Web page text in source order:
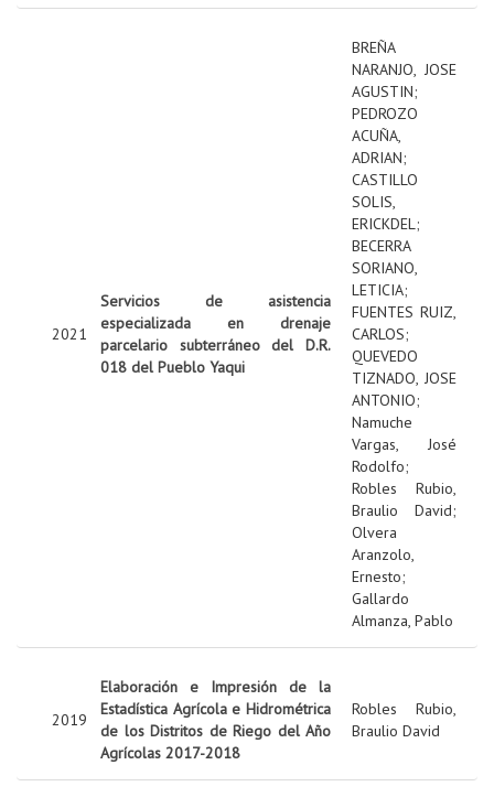
2021
Servicios de asistencia
especializada en drenaje
parcelario subterráneo del D.R.
018 del Pueblo Yaqui
BREÑA
NARANJO, JOSE
AGUSTIN;
PEDROZO
ACUÑA,
ADRIAN;
CASTILLO
SOLIS,
ERICKDEL;
BECERRA
SORIANO,
LETICIA;
FUENTES RUIZ,
CARLOS;
QUEVEDO
TIZNADO, JOSE
ANTONIO;
Namuche
Vargas, José
Rodolfo;
Robles Rubio,
Braulio David;
Olvera
Aranzolo,
Ernesto;
Gallardo
Almanza, Pablo
2019
Elaboración e Impresión de la
Estadística Agrícola e Hidrométrica
de los Distritos de Riego del Año
Agrícolas 2017-2018
Robles Rubio,
Braulio David